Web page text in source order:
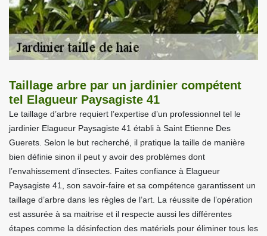
Taillage arbre par un jardinier compétent
tel Elagueur Paysagiste 41
Le taillage d’arbre requiert l’expertise d’un professionnel tel le
jardinier Elagueur Paysagiste 41 établi à Saint Etienne Des
Guerets. Selon le but recherché, il pratique la taille de manière
bien définie sinon il peut y avoir des problèmes dont
l’envahissement d’insectes. Faites confiance à Elagueur
Paysagiste 41, son savoir-faire et sa compétence garantissent un
taillage d’arbre dans les règles de l’art. La réussite de l’opération
est assurée à sa maitrise et il respecte aussi les différentes
étapes comme la désinfection des matériels pour éliminer tous les